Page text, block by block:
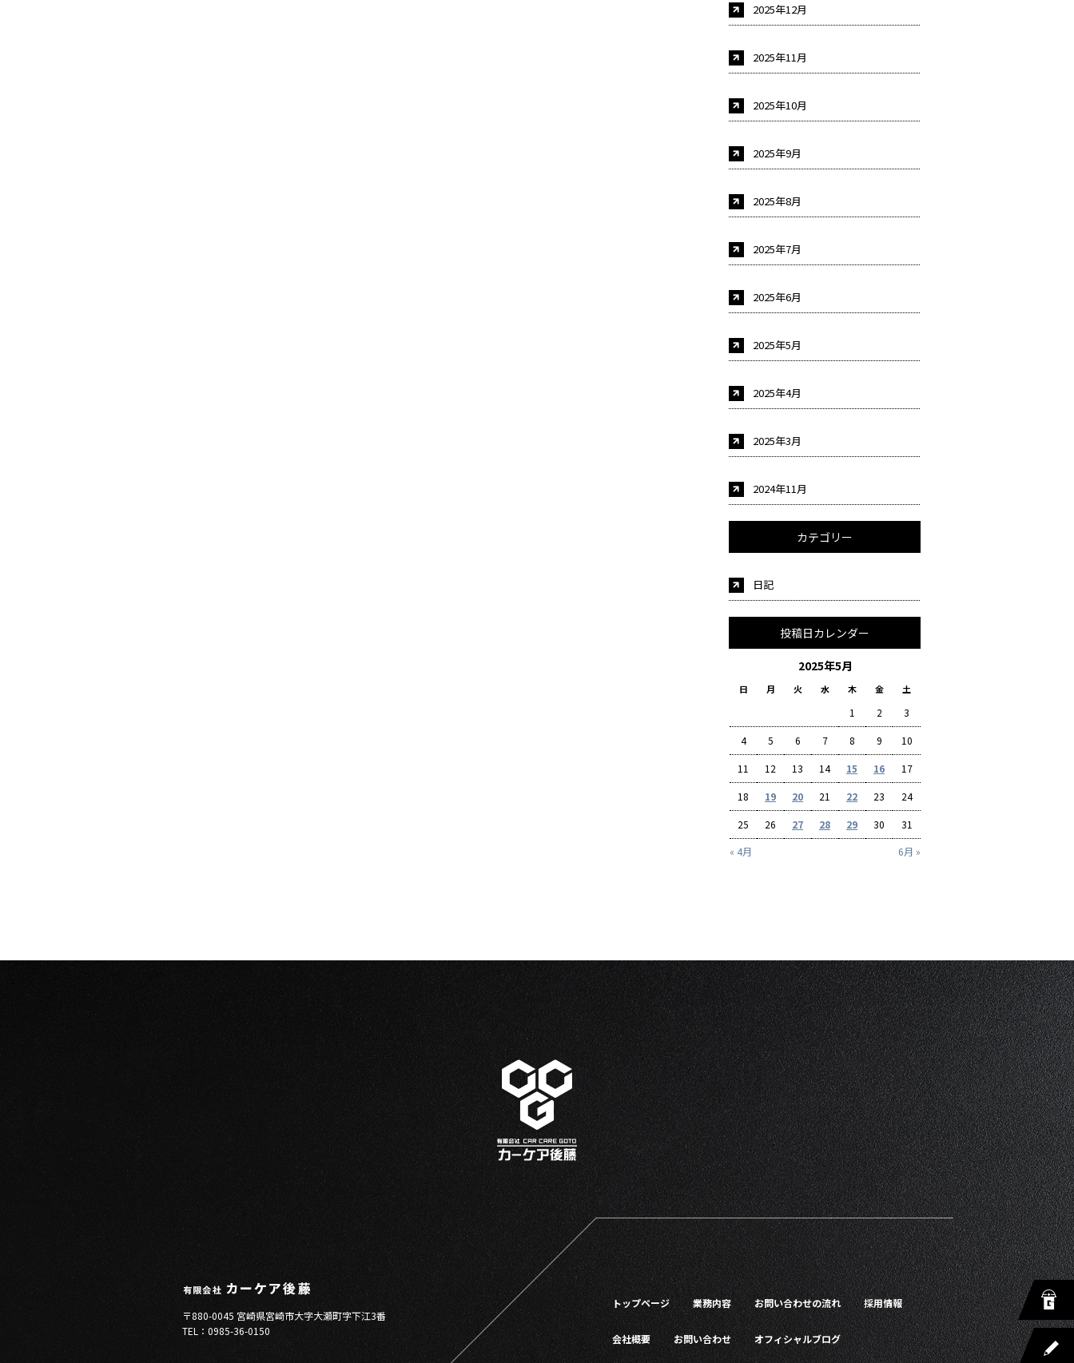
2025年12月
2025年11月
2025年10月
2025年9月
2025年8月
2025年7月
2025年6月
2025年5月
2025年4月
2025年3月
2024年11月
カテゴリー
日記
投稿日カレンダー
2025年5月
日 月 火 水 木 金 土
« 4月 6月 »
1 2 3
4 5 6 7 8 9 10
11 12 13 14 15 16 17
18 19 20 21 22 23 24
25 26 27 28 29 30 31
トップページ 業務内容 お問い合わせの流れ 採用情報
会社概要 お問い合わせ オフィシャルブログ
〒880-0045 宮崎県宮崎市大字大瀬町字下江3番
TEL：0985-36-0150